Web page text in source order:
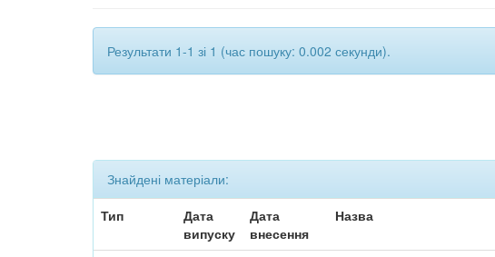
Результати 1-1 зі 1 (час пошуку: 0.002 секунди).
Знайдені матеріали:
Тип
Дата
випуску
Дата
внесення
Назва